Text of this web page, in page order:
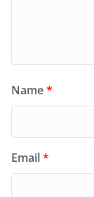
Name*
Email*